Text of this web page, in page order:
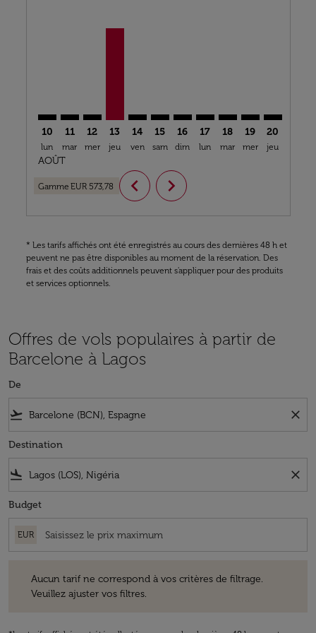
10
lun
AOÛT
11
mar
12
mer
13
jeu
14
ven
15
sam
16
dim
17
lun
18
mar
19
mer
20
jeu
Gamme EUR 573,78 chevron_left chevron_right
* Les tarifs affichés ont été enregistrés au cours des dernières 48 h et
peuvent ne pas être disponibles au moment de la réservation. Des
frais et des coûts additionnels peuvent s'appliquer pour des produits
et services optionnels.
Offres de vols populaires à partir de
Barcelone à Lagos
De
flight_takeoff close
Destination
flight_land close
Budget
EUR
Aucun tarif ne correspond à vos critères de filtrage.
Veuillez ajuster vos filtres.